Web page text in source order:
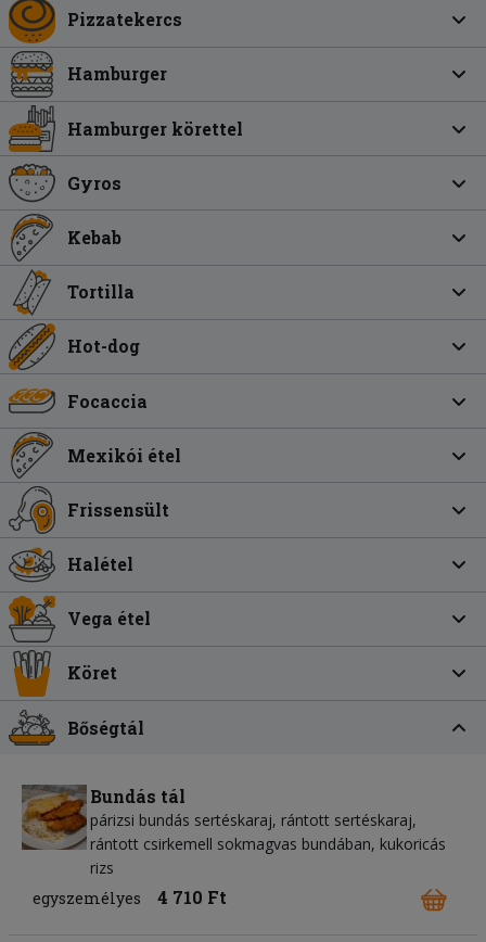
Pizzatekercs
Hamburger
Hamburger körettel
Gyros
Kebab
Tortilla
Hot-dog
Focaccia
Mexikói étel
Frissensült
Halétel
Vega étel
Köret
Bőségtál
Bundás tál
párizsi bundás sertéskaraj, rántott sertéskaraj,
rántott csirkemell sokmagvas bundában, kukoricás
rizs
egyszemélyes
4 710 Ft